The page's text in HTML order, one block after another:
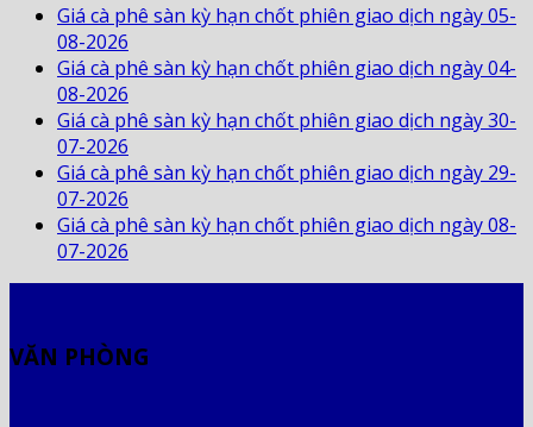
Giá cà phê sàn kỳ hạn chốt phiên giao dịch ngày 05-
08-2026
Giá cà phê sàn kỳ hạn chốt phiên giao dịch ngày 04-
08-2026
Giá cà phê sàn kỳ hạn chốt phiên giao dịch ngày 30-
07-2026
Giá cà phê sàn kỳ hạn chốt phiên giao dịch ngày 29-
07-2026
Giá cà phê sàn kỳ hạn chốt phiên giao dịch ngày 08-
07-2026
VĂN PHÒNG